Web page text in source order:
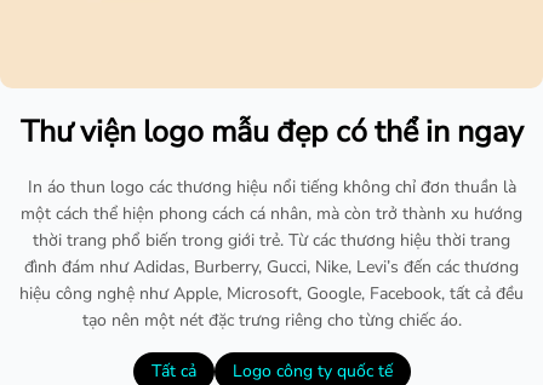
Thư viện logo mẫu đẹp có thể in ngay
In áo thun logo các thương hiệu nổi tiếng không chỉ đơn thuần là
một cách thể hiện phong cách cá nhân, mà còn trở thành xu hướng
thời trang phổ biến trong giới trẻ. Từ các thương hiệu thời trang
đình đám như Adidas, Burberry, Gucci, Nike, Levi’s đến các thương
hiệu công nghệ như Apple, Microsoft, Google, Facebook, tất cả đều
tạo nên một nét đặc trưng riêng cho từng chiếc áo.
Tất cả
Logo công ty quốc tế